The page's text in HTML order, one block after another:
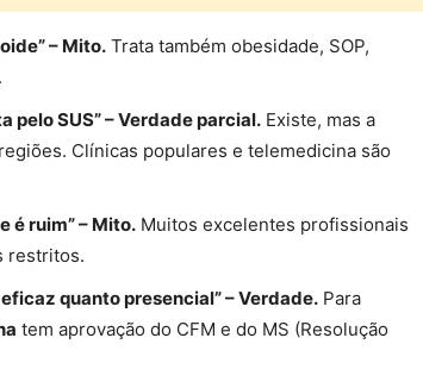
– Mito. Trata também obesidade, SOP,
pelo SUS” – Verdade parcial. Existe, mas a
Clínicas populares e telemedicina são
é ruim” – Mito. Muitos excelentes profissionais
restritos.
quanto presencial” – Verdade. Para
tem aprovação do CFM e do MS (Resolução